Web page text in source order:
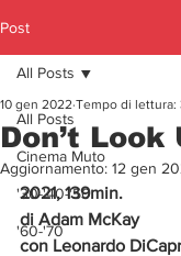
Post
All Posts
Cinema Muto
'30-'40-'50
'60-'70
All Posts
Don’t Look
10 gen 2022 Tempo di lettura:
Aggiornamento: 12 gen
2021, 139min.
di Adam McKay
con Leonardo